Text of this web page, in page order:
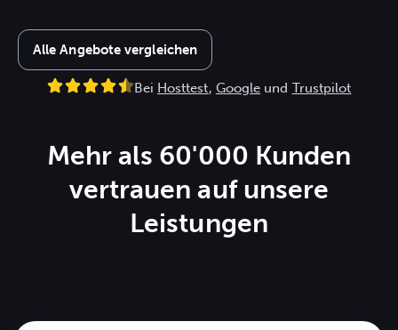
Alle Angebote vergleichen
Bei Hosttest, Google und Trustpilot
Mehr als 60'000 Kunden
vertrauen auf unsere
Leistungen